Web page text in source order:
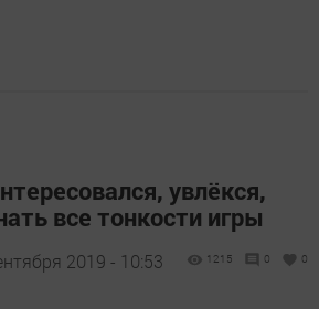
увлёкся,
все тонкости игры
2019 - 10:53 1215 0 0